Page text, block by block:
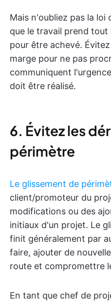
Mais n'oubliez pas la loi
que le travail prend
pour être achevé.
marge pour ne pas
communiquent
doit être réalisé.
6. Évitez les
périmètre
Le glissement de
client/promoteur du
modifications ou des
initiaux d'un projet. Le
finit généralement par
faire, ajouter de
route et compromettre
En tant que chef de